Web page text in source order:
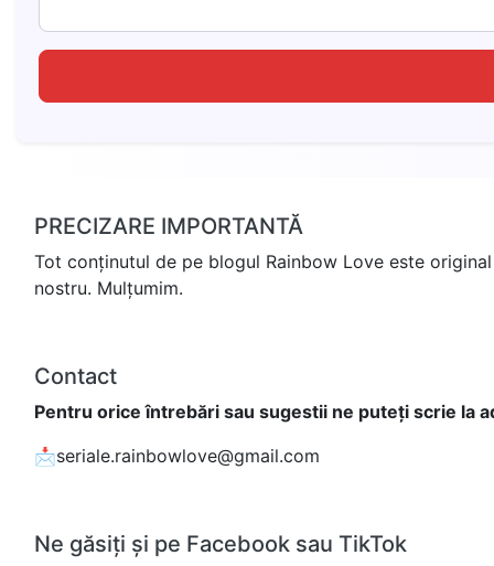
PRECIZARE IMPORTANTĂ
Tot conținutul de pe blogul Rainbow Love este
nostru. Mulțumim.
Contact
Pentru orice întrebări sau sugestii ne puteți scrie la
📩seriale.rainbowlove@gmail.com
Ne găsiți și pe Facebook sau TikTok